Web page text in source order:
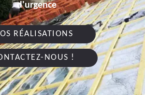
d'urgence
RÉALISATIONS
NOUS !